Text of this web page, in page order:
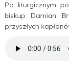
Po liturgicznym
biskup Damian
przyszłych